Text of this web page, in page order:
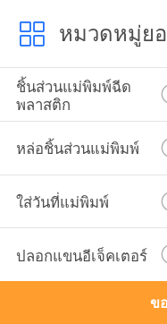
หมวดหมู่ย
ชิ้นส่วนแม่พิมพ์ฉีด
พลาสติก
หล่อชิ้นส่วนแม่พิมพ์
ใส่วันที่แม่พิมพ์
ปลอกแขนอีเจ็คเตอร์
ข